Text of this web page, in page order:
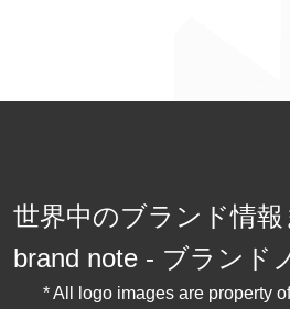
世界中のブランド情報
brand note - ブランド
* All logo images are property